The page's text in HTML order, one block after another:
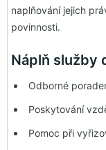
naplňování jejich
povinnosti.
Náplň služby
Odborné
Poskytování
Pomoc při